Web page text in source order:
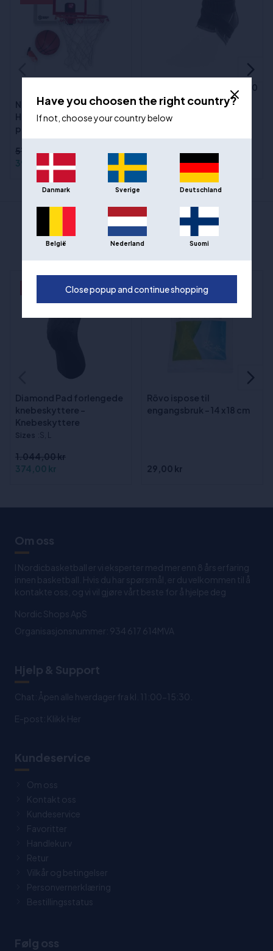
Nordic Basketball Mini
Hoop Gold med
poengteller
519,00 kr
399,00 kr
Mueller ankelstøtte HG80
Premium Soft
Sizes
896,00 kr
ANDRE POPULÆRE VALG FRA
SPORTSPHARMA
Diamond Pad forlengede
knebeskyttere -
Knebeskyttere
Sizes :S, L
1.044,00 kr
374,00 kr
Rövo ispose til
engangsbruk - 14 x 18 cm
29,00 kr
Om oss
I Nordicbasketball er vi eksperter med mer enn 8 års erfaring
innen basketball. Hvis du har spørsmål, er du velkommen til å
kontakte oss, og vi vil gjøre vårt beste for å hjelpe deg
Nordic Shops ApS
Organisasjonsnummer: 934 617 614MVA
Hjelp & Support
Chat: Åpen alle hverdager fra kl. 11:00-15:30.
E-post: Klikk Her
Kundeservice
Om oss
Kontakt oss
Kundeservice
Favoritter
Handlekurv
Retur
Vilkår og betingelser
Personvernerklæring
Bestillingsstatus
Følg oss
Have you choosen the right country?
If not, choose your country below
Danmark Sverige Deutschland
België Nederland Suomi
Close popup and continue shopping